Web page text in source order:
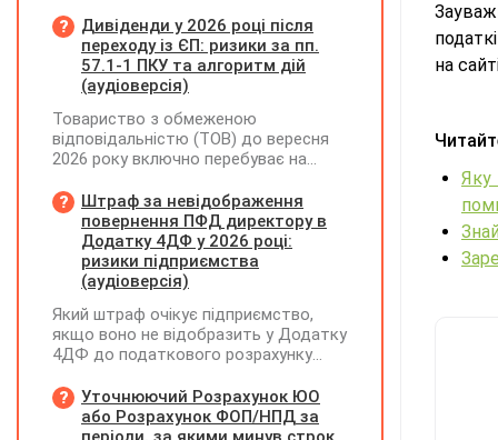
на
Яку
карткового рахунку працівника та
підтвердження таких операцій
первинними документами, належать
до компетенції Мінфіну
Дивіденди у 2026 році після
переходу із ЄП: ризики за пп.
57.1-1 ПКУ та алгоритм дій
(аудіоверсія)
Товариство з обмеженою
відповідальністю (ТОВ) до вересня
2026 року включно перебуває на
(єдиний податок, 3 група, ставка 5%,
неплатник ПДВ). З 1 жовтня 2026
року підприємство переходить на
загальну систему оподаткування
(стає платником податку на
діяльності у періоді 2024–2025 років
(під час перебування на спрощеній
системі) підприємство отримало
нерозподіленого прибутку в балансі
становить 18 млн грн. Наприкінці
Штраф за невідображення
повернення ПФД директору в
Додатку 4ДФ у 2026 році:
ризики підприємства
(аудіоверсія)
Який штраф очікує підприємство,
якщо воно не відобразить у Додатку
4ДФ до податкового розрахунку
допомоги (ПФД) директору?
Уточнюючий Розрахунок ЮО
або Розрахунок ФОП/НПД за